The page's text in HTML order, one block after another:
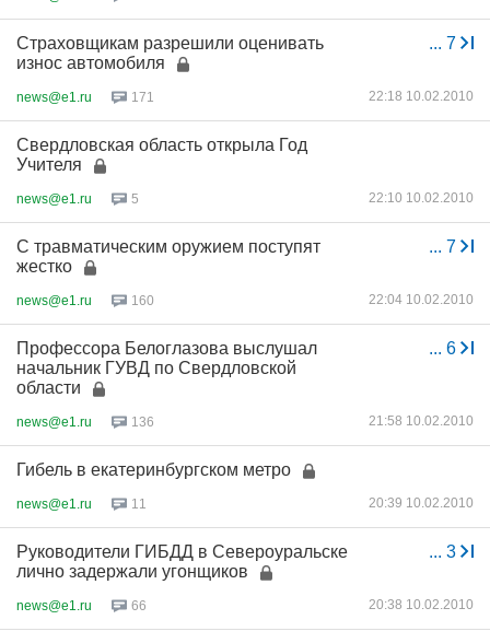
... 7
Страховщикам разрешили оценивать
износ автомобиля
news@e1.ru 171 22:18 10.02.2010
Свердловская область открыла Год
Учителя
news@e1.ru 5 22:10 10.02.2010
... 7
С травматическим оружием поступят
жестко
news@e1.ru 160 22:04 10.02.2010
... 6
Профессора Белоглазова выслушал
начальник ГУВД по Свердловской
области
news@e1.ru 136 21:58 10.02.2010
Гибель в екатеринбургском метро
news@e1.ru 11 20:39 10.02.2010
... 3
Руководители ГИБДД в Североуральске
лично задержали угонщиков
news@e1.ru 66 20:38 10.02.2010